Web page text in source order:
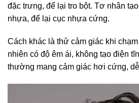
đặc trưng, để lại tro bột. Tơ nhân
nhựa, để lại cục nhựa cứng.
Cách khác là thử cảm giác khi
nhiên có độ êm ái, không tạo điện
thường mang cảm giác hơi cứng,